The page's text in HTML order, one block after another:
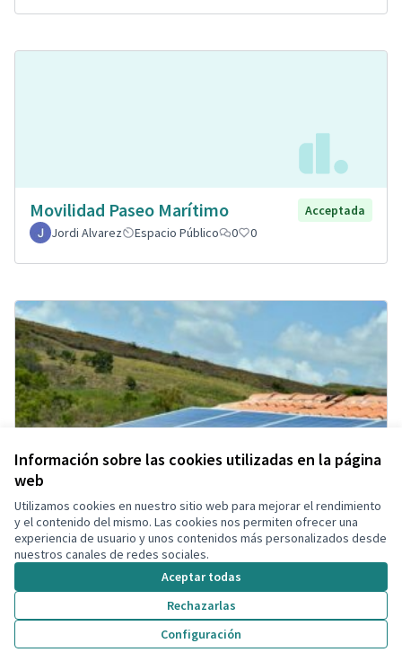
Información sobre las cookies utilizadas en la página
web
Utilizamos cookies en nuestro sitio web para mejorar el rendimiento
y el contenido del mismo. Las cookies nos permiten ofrecer una
experiencia de usuario y unos contenidos más personalizados desde
nuestros canales de redes sociales.
Aceptar todas
Rechazarlas
Configuración
Movilidad Paseo Marítimo
Acceptada
Jordi Alvarez
Espacio Público 0 0